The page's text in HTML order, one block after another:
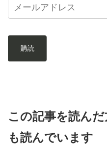
購読
この記事を読ん
も読んでいます